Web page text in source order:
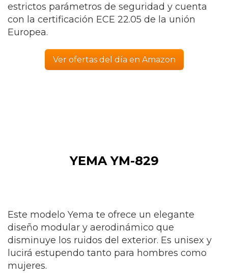
estrictos parámetros de seguridad y cuenta
con la certificación ECE 22.05 de la unión
Europea.
Ver ofertas del día en Amazon
YEMA YM-829
Este modelo Yema te ofrece un elegante
diseño modular y aerodinámico que
disminuye los ruidos del exterior. Es unisex y
lucirá estupendo tanto para hombres como
mujeres.